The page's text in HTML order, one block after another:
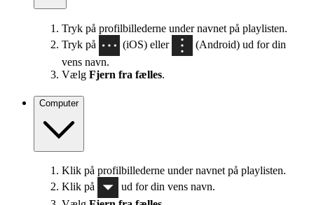
Tryk på profilbillederne under navnet på playlisten.
Tryk på
(iOS) eller
(Android) ud for din
vens navn.
Vælg Fjern fra fælles.
Computer
Klik på profilbillederne under navnet på playlisten.
Klik på
ud for din vens navn.